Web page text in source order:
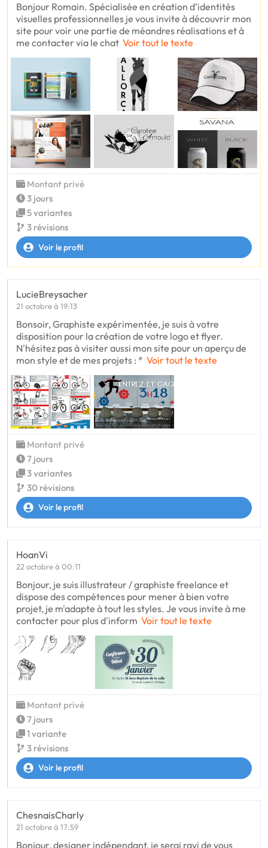
Bonjour Romain. Spécialisée en création d’identités
visuelles professionnelles je vous invite à découvrir mon
site pour voir une partie de méandres réalisations et à
me contacter via le chat Voir tout le texte
Montant privé
3 jours
5 variantes
3 révisions
Voir le profil
LucieBreysacher
21 octobre à 19:13
Bonsoir, Graphiste expérimentée, je suis à votre
disposition pour la création de votre logo et flyer.
N'hésitez pas à visiter aussi mon site pour un aperçu de
mon style et de mes projets : * Voir tout le texte
Montant privé
7 jours
3 variantes
30 révisions
Voir le profil
HoanVi
22 octobre à 00:11
Bonjour, je suis illustrateur / graphiste freelance et
dispose des compétences pour mener à bien votre
projet, je m'adapte à tout les styles. Je vous invite à me
contacter pour plus d'inform Voir tout le texte
Montant privé
7 jours
1 variante
3 révisions
Voir le profil
ChesnaisCharly
21 octobre à 17:59
Bonjour, designer indépendant, je serai ravi de vous